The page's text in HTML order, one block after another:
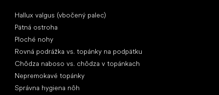
Hallux valgus (vbočený palec)
Pätná ostroha
Ploché nohy
Rovná podrážka vs. topánky na podpätku
Chôdza naboso vs. chôdza v topánkach
Nepremokavé topánky
Správna hygiena nôh